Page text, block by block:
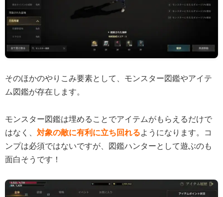
そのほかのやりこみ要素として、モンスター図鑑やアイテ
ム図鑑が存在します。
モンスター図鑑は埋めることでアイテムがもらえるだけで
はなく、 対象の敵に有利に立ち回れるようになります。コ
ンプは必須ではないですが、図鑑ハンターとして遊ぶのも
面白そうです！